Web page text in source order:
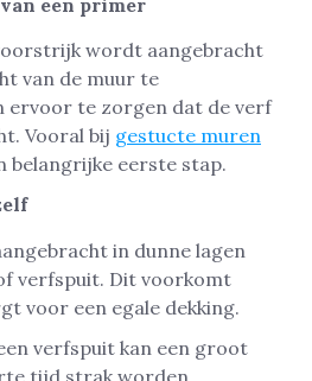
wordt aangebracht
van de muur te
ervoor te zorgen dat de verf
Vooral bij gestucte muren
belangrijke eerste stap.
in dunne lagen
verfspuit. Dit voorkomt
voor een egale dekking.
verfspuit kan een groot
tijd strak worden